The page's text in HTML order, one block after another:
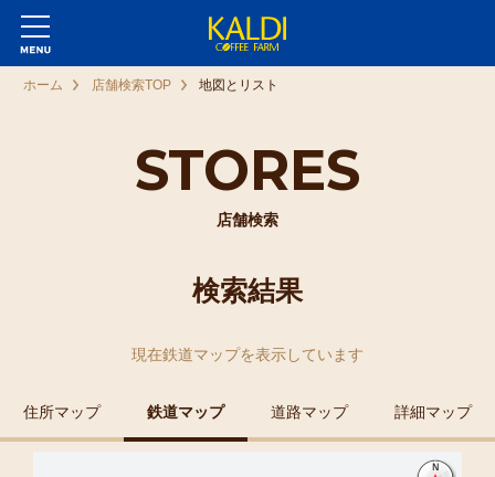
STORES
店舗検索
ホーム 店舗検索TOP 地図とリスト
検索結果
現在鉄道マップを表示しています
住所マップ 鉄道マップ 道路マップ 詳細マップ